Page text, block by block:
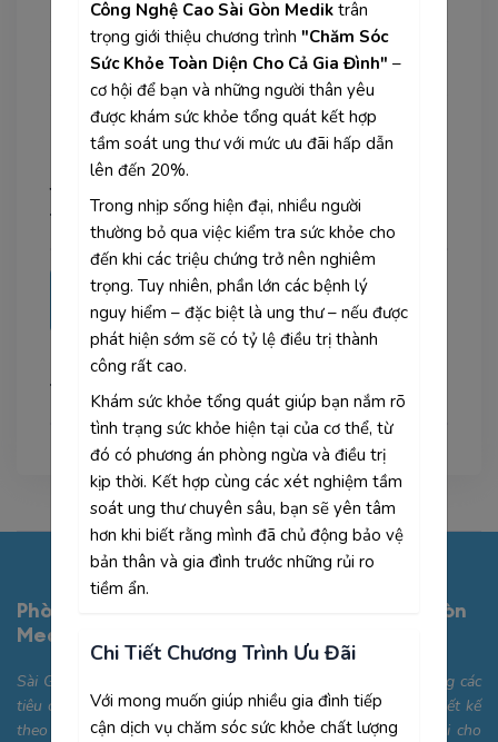
Bị di lệch xương sau bó lá cố định có thể mổ được không?
Nội soi dạ dày đại tràng có được bảo hiểm y tế chi trả không?
Nội soi dạ dày đại tràng có được bảo hiểm y tế chi trả không?
Điểm tựa cho khởi đầu Hài hòa cùng
thịnh vượng.
Doanh nghiệp
23/05/2024
Tags
Phòng Khám Đa Khoa Công Nghệ Cao Sài Gòn
Medik
Sài Gòn Medik được trang bị cơ sở vật chất hiện đại, đáp ứng các
tiêu chuẩn quốc tế với các phòng khám chuyên khoa được thiết kế
theo hướng thân thiện, tiện nghi và tối ưu hóa sự thoải mái cho
Công Nghệ Cao Sài Gòn Mediktrân
trọng giới thiệu chương trình "Chăm Sóc
Sức Khỏe Toàn Diện Cho Cả Gia Đình" –
cơ hội để bạn và những người thân yêu
được khám sức khỏe tổng quát kết hợp
tầm soát ung thư với mức ưu đãi hấp dẫn
lên đến 20%.
Trong nhịp sống hiện đại, nhiều người
thường bỏ qua việc kiểm tra sức khỏe cho
đến khi các triệu chứng trở nên nghiêm
trọng. Tuy nhiên, phần lớn các bệnh lý
nguy hiểm – đặc biệt là ung thư – nếu được
phát hiện sớm sẽ có tỷ lệ điều trị thành
công rất cao.
Khám sức khỏe tổng quát giúp bạn nắm rõ
tình trạng sức khỏe hiện tại của cơ thể, từ
đó có phương án phòng ngừa và điều trị
kịp thời. Kết hợp cùng các xét nghiệm tầm
soát ung thư chuyên sâu, bạn sẽ yên tâm
hơn khi biết rằng mình đã chủ động bảo vệ
bản thân và gia đình trước những rủi ro
tiềm ẩn.
Chi Tiết Chương Trình Ưu Đãi
Với mong muốn giúp nhiều gia đình tiếp
cận dịch vụ chăm sóc sức khỏe chất lượng